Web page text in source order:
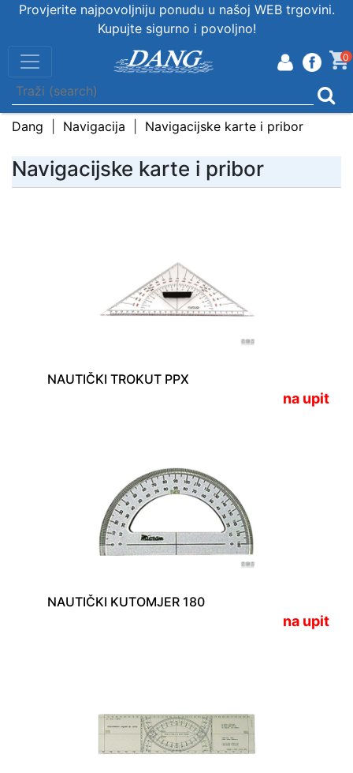
Provjerite najpovoljniju ponudu u našoj WEB trgovini.
Kupujte sigurno i povoljno!
0
Dang Navigacija Navigacijske karte i pribor
Navigacijske karte i pribor
NAUTIČKI TROKUT PPX
na upit
NAUTIČKI KUTOMJER 180
na upit